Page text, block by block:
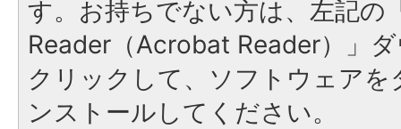
す。お持ちでない方は、左記の
Reader（Acrobat Reader）」
クリックして、ソフトウェア
ンストールしてください。